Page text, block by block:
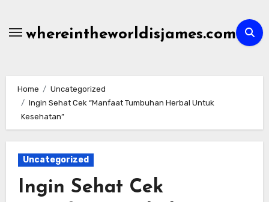
contentwhereintheworldisjames.com
Home
Uncategorized
Ingin Sehat Cek “Manfaat Tumbuhan Herbal Untuk
Kesehatan”
Uncategorized
Ingin Sehat Cek